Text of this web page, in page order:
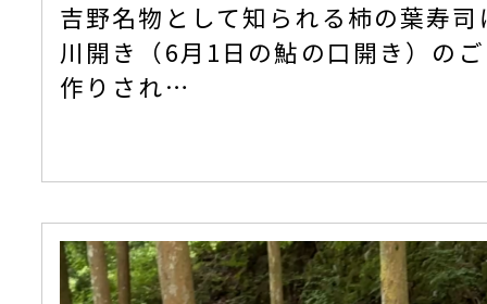
吉野名物として知られる柿の葉寿
川開き（6月1日の鮎の口開き）の
作りされ…